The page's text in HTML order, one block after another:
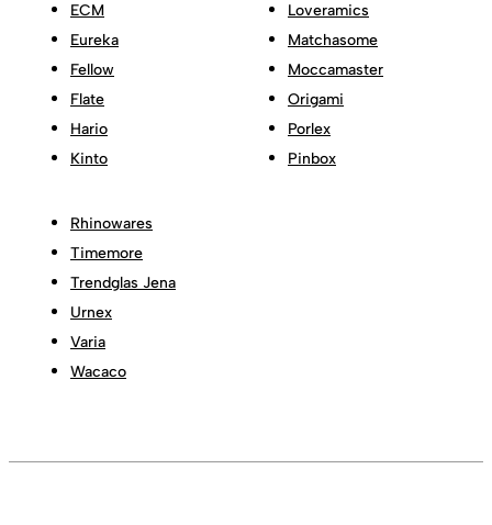
ECM
Eureka
Fellow
Flate
Hario
Kinto
Loveramics
Matchasome
Moccamaster
Origami
Porlex
Pinbox
Rhinowares
Timemore
Trendglas Jena
Urnex
Varia
Wacaco